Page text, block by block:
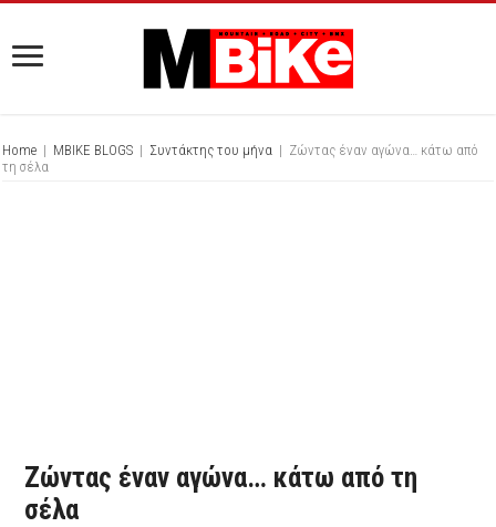
Home | MBIKE BLOGS | Συντάκτης του μήνα | Ζώντας έναν αγώνα… κάτω από
τη σέλα
Ζώντας έναν αγώνα… κάτω από τη
σέλα